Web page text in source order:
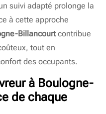
suivi adapté prolonge la
à cette approche
Billancourtcontribue
tout en
des occupants.
à Boulogne-
de chaque